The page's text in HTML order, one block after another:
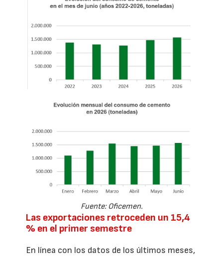
Fuente: Oficemen.
Las exportaciones retroceden un 15,4
% en el primer semestre
En línea con los datos de los últimos meses,